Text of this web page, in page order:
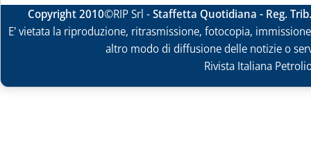
Copyright 2010©RIP Srl -Staffetta Quotidiana - Reg.
E' vietata la riproduzione, ritrasmissione, fotocopia,
altro modo di diffusione delle notizie o
Rivista Italiana